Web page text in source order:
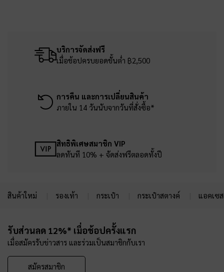
บริการจัดส่งฟรี
เมื่อช้อปครบยอดขั้นต่ำ ฿2,500
การคืน และการเปลี่ยนสินค้า
ภายใน 14 วันนับจากวันที่สั่งซื้อ*
สิทธิพิเศษสมาชิก VIP
ลดทันที 10% + จัดส่งฟรีตลอดทั้งปี
สินค้าใหม่ รองเท้า กระเป๋า กระเป๋าสตางค์ แอคเซ
รับส่วนลด 12%* เมื่อช้อปครั้งแรก
เมื่อสมัครรับข่าวสาร และร่วมเป็นสมาชิกกับเรา
สมัครสมาชิก